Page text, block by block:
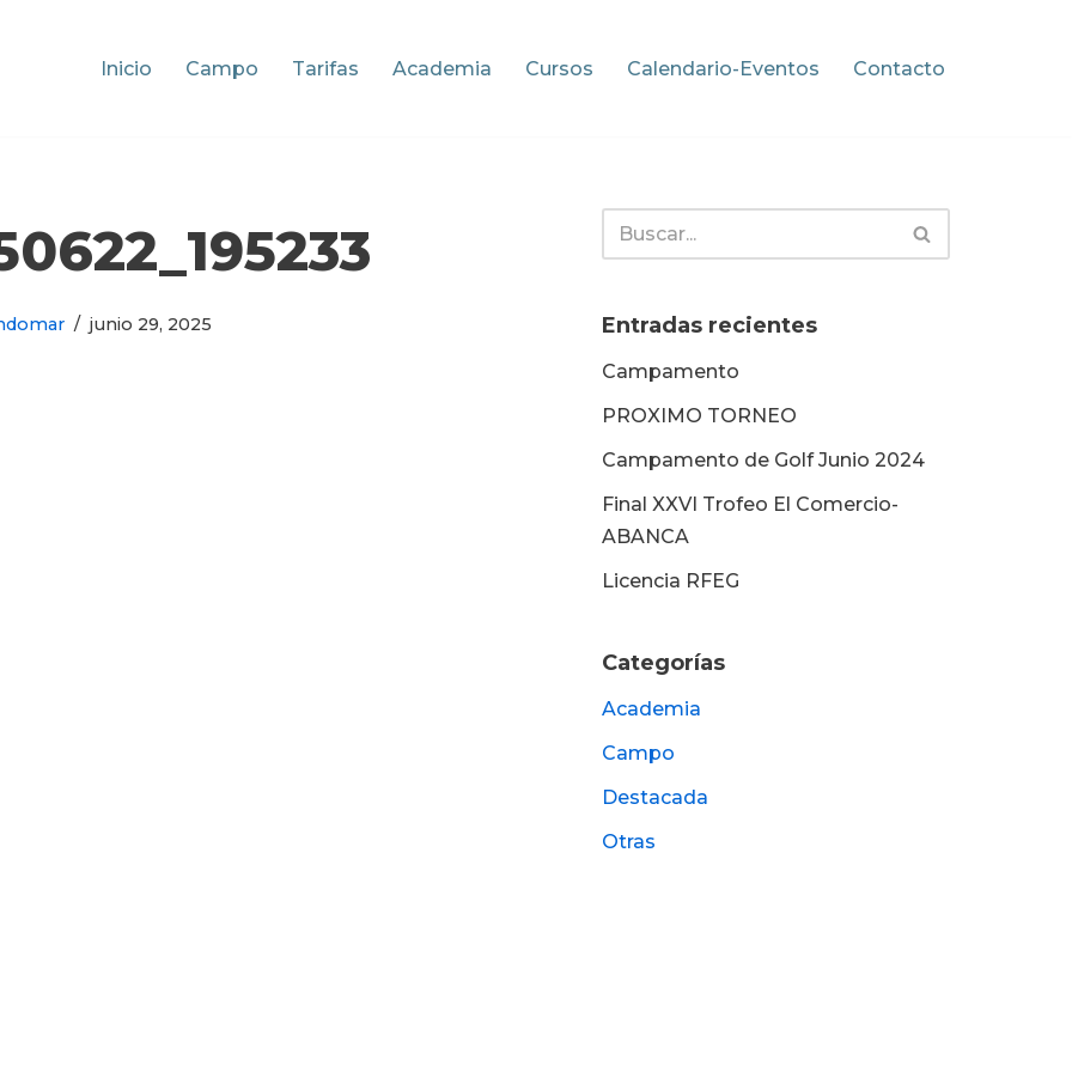
Inicio Campo Tarifas Academia Cursos Calendario-Eventos Contacto
junio 29, 2025 Entradas recientes
Campamento
PROXIMO TORNEO
Campamento de Golf Junio 2024
Final XXVI Trofeo El Comercio-
ABANCA
Licencia RFEG
Categorías
Academia
Campo
Destacada
Otras